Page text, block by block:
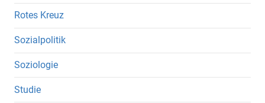
Rotes Kreuz
Sozialpolitik
Soziologie
Studie